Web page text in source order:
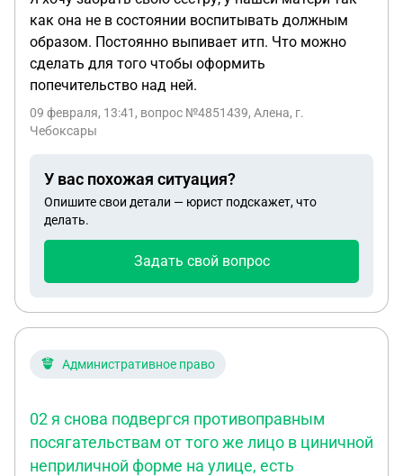
как она не в состоянии воспитывать должным
образом. Постоянно выпивает итп. Что можно
сделать для того чтобы оформить
попечительство над ней.
09 февраля, 13:41 , вопрос №4851439, Алена, г.
Чебоксары
У вас похожая ситуация?
Опишите свои детали — юрист подскажет, что
делать.
Задать свой вопрос
Административное право
02 я снова подвергся противоправным
посягательствам от того же лицо в циничной
неприличной форме на улице, есть